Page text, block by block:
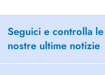
Seguici e controlla le
nostre ultime notizie